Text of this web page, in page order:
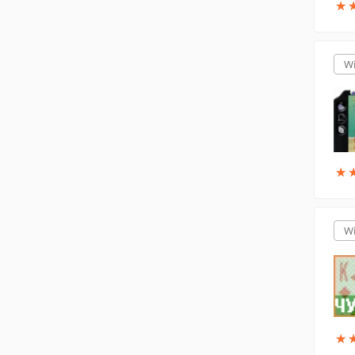
★
★
★
★
★
★